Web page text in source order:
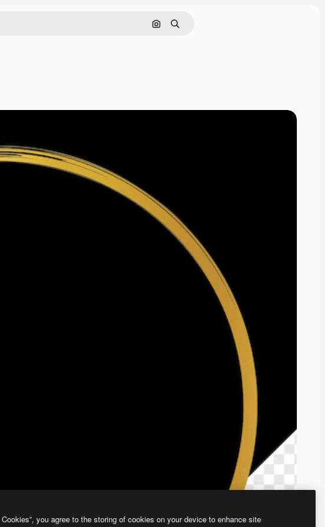
画像で検索
検索
you agree to the storing of cookies on your device to enhance site